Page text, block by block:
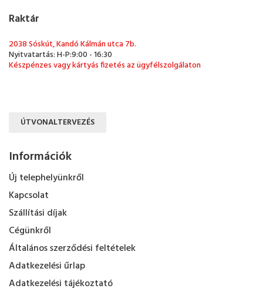
Raktár
2038 Sóskút, Kandó Kálmán utca 7b.
Nyitvatartás: H-P:9:00 - 16:30
Készpénzes vagy kártyás fizetés az ügyfélszolgálaton
ÚTVONALTERVEZÉS
Információk
Új telephelyünkről
Kapcsolat
Szállítási díjak
Cégünkről
Általános szerződési feltételek
Adatkezelési űrlap
Adatkezelési tájékoztató